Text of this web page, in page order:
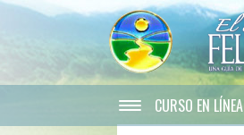
CURSO EN LÍNEA